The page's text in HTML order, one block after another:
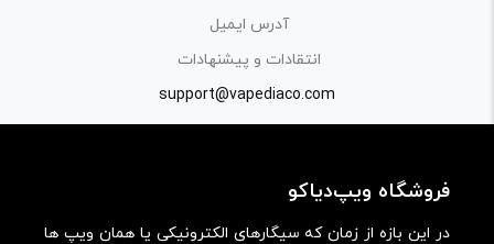
در نظر داشته باشید هدف نهایی از ارائه‌ی نظر درباره‌ی کالا
ارائه‌ی اطلاعات مشخص و دقیق برای راهنمایی سایر کاربران در
فرآیند خرید یک محصول توسط ایشان است.
راهنمایی در این بخش خودداری کرده و سوالات خود را در بخش
«پرسش و پاسخ» مطرح کنید.
آدرس ایمیل
انتقادات و پیشنهادات
support@vapediaco.com
فروشگاه ویپ‌دیاکو
در این بازه از زمان که سیگارهای الکترونیکی یا همان ویپ ها